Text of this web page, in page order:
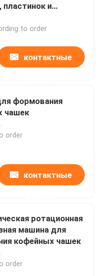
пластинок и
для
тарелок
to order
контактные
формования
чашек
order
контактные
ротационная
машина для
кофейных чашек
order